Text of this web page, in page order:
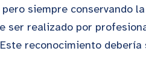
siempre conservando
ser realizado por
reconocimiento